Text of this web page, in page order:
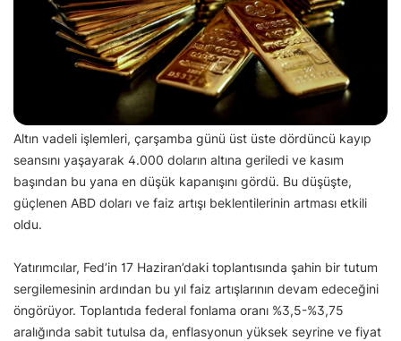
Altın vadeli işlemleri, çarşamba günü üst üste dördüncü kayıp
seansını yaşayarak 4.000 doların altına geriledi ve kasım
başından bu yana en düşük kapanışını gördü. Bu düşüşte,
güçlenen ABD doları ve faiz artışı beklentilerinin artması etkili
oldu.
Yatırımcılar, Fed’in 17 Haziran’daki toplantısında şahin bir tutum
sergilemesinin ardından bu yıl faiz artışlarının devam edeceğini
öngörüyor. Toplantıda federal fonlama oranı %3,5-%3,75
aralığında sabit tutulsa da, enflasyonun yüksek seyrine ve fiyat